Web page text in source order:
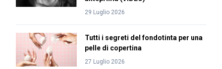
29 Luglio 2026
Tutti i segreti del fondotinta per una
pelle di copertina
27 Luglio 2026